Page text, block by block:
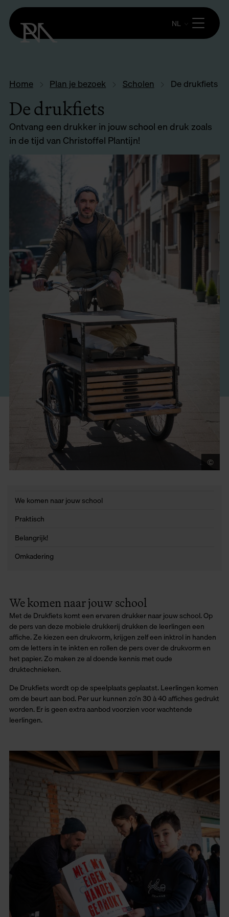
NL
Home Plan je bezoek Scholen De drukfiets
De drukfiets
Ontvang een drukker in jouw school en druk zoals
in de tijd van Christoffel Plantijn!
©
We komen naar jouw school
Met de Drukfiets komt een ervaren drukker naar jouw school. Op
de pers van deze mobiele drukkerij drukken de leerlingen een
affiche. Ze kiezen een drukvorm, krijgen zelf een inktrol in handen
om de letters in te inkten en rollen de pers over de drukvorm en
het papier. Zo maken ze al doende kennis met oude
druktechnieken.
De Drukfiets wordt op de speelplaats geplaatst. Leerlingen komen
om de beurt aan bod. Per uur kunnen zo’n 30 à 40 affiches gedrukt
worden. Er is geen extra aanbod voorzien voor wachtende
leerlingen.
We komen naar jouw school
Praktisch
Belangrijk!
Omkadering